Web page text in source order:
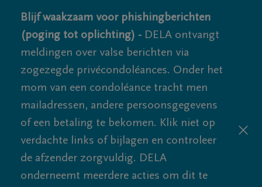
Blijf waakzaam voor phishingberichten
(poging tot oplichting) - DELA ontvangt
meldingen over valse berichten via
zogezegde privécondoléances. Onder het
mom van een condoléance tracht men
mailadressen, andere persoonsgegevens
of een betaling te bekomen. Klik niet op
verdachte links of bijlagen en controleer
de afzender zorgvuldig. DELA
onderneemt meerdere acties om dit te